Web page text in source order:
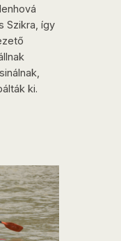
Szikra, így
ki.